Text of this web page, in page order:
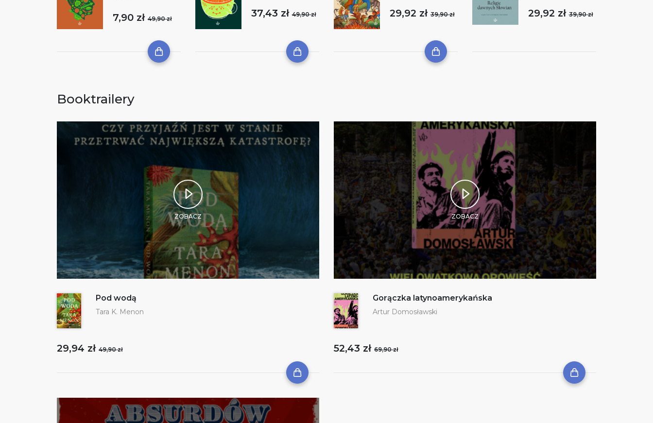
7,90 zł49,90 zł 37,43 zł49,90 zł 29,92 zł39,90 zł 29,92 zł39,90 zł
Booktrailery
ZOBACZ
Pod wodą
Tara K. Menon
29,94 zł 49,90 zł
ZOBACZ
Gorączka latynoamerykańska
Artur Domosławski
52,43 zł 69,90 zł